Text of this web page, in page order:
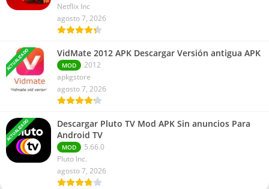
Netflix Inc
agosto 7, 2026
ACTUALIZADO VidMate 2012 APK Descargar Versión antigua APK
MOD
2012
apkgstore
agosto 7, 2026
ACTUALIZADO
Descargar Pluto TV Mod APK Sin anuncios Para
Android TV
MOD
5.66.0
Pluto Inc.
agosto 7, 2026